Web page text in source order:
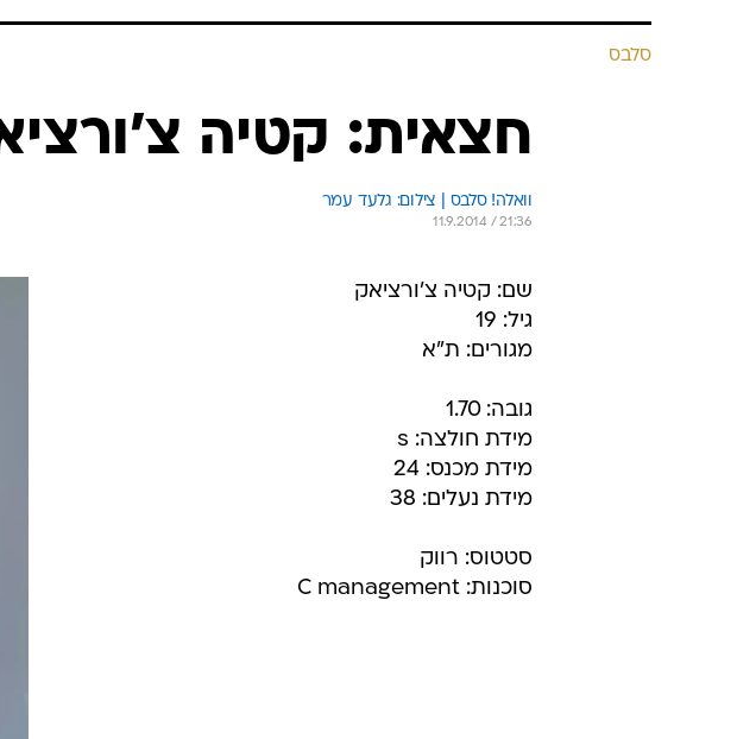
סלבס
חצאית: קטיה
וואלה! סלבס | צילום: גלעד עמר
11.9.2014 / 21:36
שם: קטיה צ'ורציאק
גיל: 19
מגורים: ת"א
גובה: 1.70
מידת חולצה: s
מידת מכנס: 24
מידת נעלים: 38
סטטוס: רווק
סוכנות: C management